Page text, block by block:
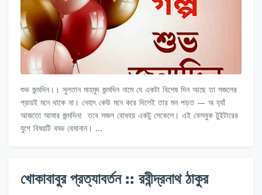
শুভ জন্মদিন।। সুলতান মাহমুদ জন্মদিন নামে যে একটা বিশেষ দিন আছে তা সজলের
প্রায়ই মনে থাকে না। নেহাৎ কেউ মনে করে দিলেই তার মন পড়ত — অ হ্যাঁ
আজতো আমার জন্মদিন! তবে সজল বোধহয় একটু সেকেলে। এই ফেসবুক টুইটারের
যুগে বিষয়টি বড্ড বেমানান। …
খোকাবাবুর প্রত্যাবর্তন :: রবীন্দ্রনাথ ঠাকুর